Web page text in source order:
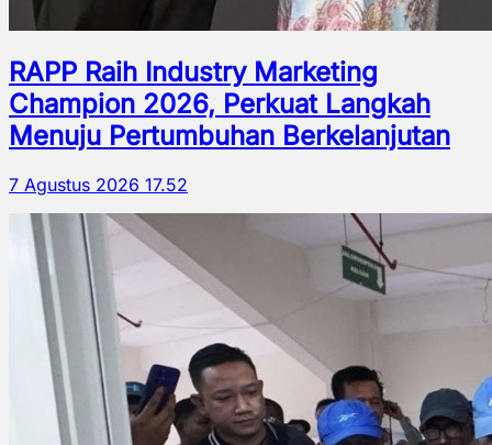
RAPP Raih Industry Marketing
Champion 2026, Perkuat Langkah
Menuju Pertumbuhan Berkelanjutan
7 Agustus 2026 17.52